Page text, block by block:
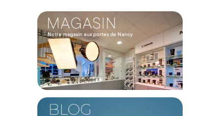
professionnels, ce format compact d'environ 1,36 mètre de
large s'intègre avec aisance dans les espaces de création
exigus ou les configurations de studios nomades. Monté sur
un mandrin rigide pour une installation rapide sur vos
systèmes d'enroulement, il permet une gestion dynamique
de l'arrière-plan.
Caractéristiques du fond de studio photo papier
Savage Widetone Seamless Orchid :
Marque : Savage